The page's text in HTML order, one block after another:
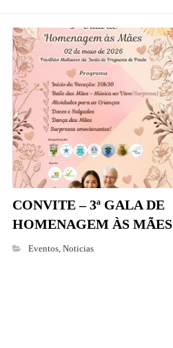
CONVITE – 3ª GALA DE
HOMENAGEM ÀS MÃES
Eventos, Noticias